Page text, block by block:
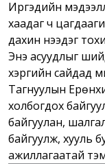
Иргэдийн
хаадаг ч
дахин нээдэг
Энэ асуудлыг
хэргийн сайдад
Тагнуулын
холбогдох
байгуулан,
байгуулж, хууль
ажиллагаатай